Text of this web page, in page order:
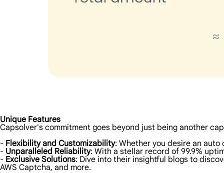
Unique Features
Capsolver's commitment goes beyond just being another
- Flexibility and Customizability: Whether you desire an
- Unparalleled Reliability: With a stellar record of 99.9%
- Exclusive Solutions: Dive into their insightful blogs to
AWS Captcha, and more.